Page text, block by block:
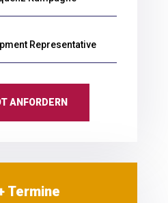
Representative
ANFORDERN
Termine